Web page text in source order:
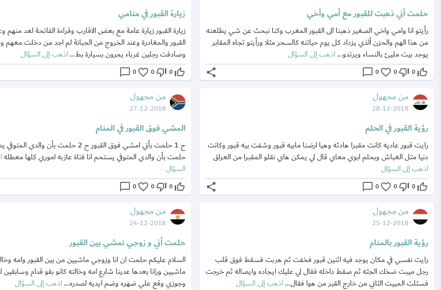
حلمت أني ذهبت للقبور مع أمي وأخي
رأيتو انا وامي واخي الصغير ذهبنا الى القبور المغرب وكنا نبحث عن شي يطلعنه
من هذا الهم والحزن ألذي يزداد كل يوم حياتنه كالسحر مثلا ورأيتو تجاه المقابر
يوجد بيت مليئ بالنساء ويرتدو...اذهب إلى السؤال
thumb_up_off_alt
0
thumb_down_off_alt
0
favorite_border
0
chat_bubble_outline
share
زيارة القبور في منامي
زيارة القبور زيارة عامة مع بعض الاقارب وقراءة الفاتحة لعد منهم
القبور والمغادرة وعند الخروج من الجبانة لم اجد من دخلت
وصادفت رجلين غرباء يمرون بسيارة بط...اذهب إلى السؤال
thumb_up_off_alt
0
thumb_down_off_alt
0
favorite_border
0
chat_bubble_outline
من مجهول
28-12-2018
رؤية القبور في الحلم
رايت قبور عاديه كانت مقبرا هادئه وهيا ارضنا مابيه قبور وشفت بيه قبور وكانت
دنيا متل الغباش وبحلم ابوي معاي قال لي يمكن هاي نقلو المقبرا من العراق
اذهب إلى السؤال
thumb_up_off_alt
0
thumb_down_off_alt
0
favorite_border
0
chat_bubble_outline
share
من مجهول
27-12-2018
المشي فوق القبور في المنام
حلمت بأن والدي المتوفي يستحم انا فتاة عازبه اموري كلها معطله
السؤال
thumb_up_off_alt
0
thumb_down_off_alt
0
favorite_border
0
chat_bubble_outline
من مجهول
25-12-2018
رؤية القبور بالمنام
رايت نفسي في مكان يوجد فيه اثنين قبور فخفت ثم هربت فسقط فوق قلب
رجل ميبت ضخك الجثه ثم صقط داخله فقال لي عليك ايجاده وايصاله ثم خرجت
فسئلت المييت الثاني من خارج القبر من هوا فقال...اذهب إلى السؤال
من مجهول
24-12-2018
حلمت أني و زوجي نمشي بين القبور
السلام عليكم حلمت ان انا وزوجي ماشيين من بين القبور وامه
ماشيين ورانا بعدها عدينا شارع امه وخالته كانو بقو قدام وسابقين
وجوزي وقع علي ضهره وضم ايديه لصدره...اذهب إلى السؤال